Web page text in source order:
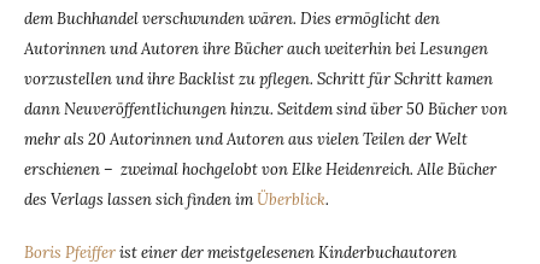
dem Buchhandel verschwunden wären. Dies ermöglicht den
Autorinnen und Autoren ihre Bücher auch weiterhin bei Lesungen
vorzustellen und ihre Backlist zu pflegen. Schritt für Schritt kamen
dann Neuveröffentlichungen hinzu. Seitdem sind über 50 Bücher von
mehr als 20 Autorinnen und Autoren aus vielen Teilen der Welt
erschienen – zweimal hochgelobt von Elke Heidenreich. Alle Bücher
des Verlags lassen sich finden imÜberblick.
Boris Pfeifferist einer der meistgelesenen Kinderbuchautoren